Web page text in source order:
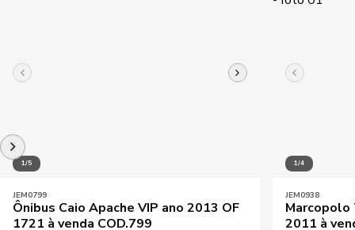
1/5
JEM0799
Ônibus Caio Apache VIP ano 2013 OF
1721 à venda COD.799
1/4
JEM0938
Marcopolo
2011 à